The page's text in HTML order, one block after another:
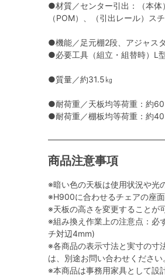
●材質／センター引出：（本体
（POM）、（引出レール）ス
●機能／足元棚2段、アジャス
●必要工具（組立・組替時）L
●質量／約31.5㎏
●耐荷重／天板均等荷重：約60
●耐荷重／棚板均等荷重：約40
商品注意事項
※暗い色の天板は使用状況や光
※H900に合わせるチェアの座
※天板の高さを変更することが
※組み換え作業上の注意点：必
チ対辺4mm)
※各商品の表示寸法と実寸の寸
は、別途お問い合わせください
※本商品は事務用家具として設